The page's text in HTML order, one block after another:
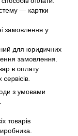
— картки
замовлення у
для юридичних
замовлення.
в оплату
з умовами
товарів